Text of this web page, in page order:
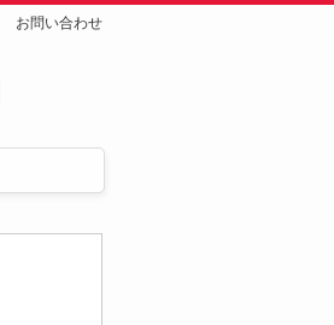
お問い合わせ